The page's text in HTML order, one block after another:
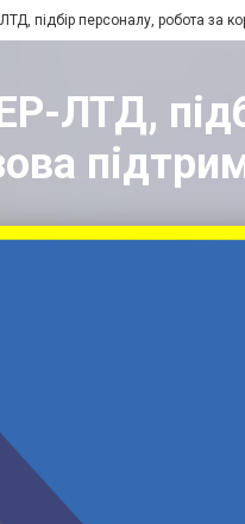
підбір персоналу, робота за
ЛТД,